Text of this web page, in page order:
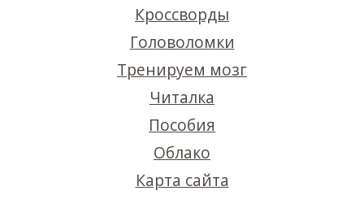
Кроссворды
Головоломки
Тренируем мозг
Читалка
Пособия
Облако
Карта сайта